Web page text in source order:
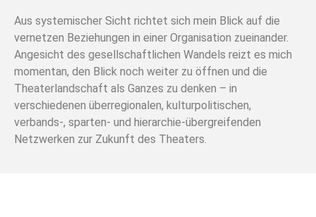
Aus systemischer Sicht richtet sich mein Blick auf die
vernetzen Beziehungen in einer Organisation zueinander.
Angesicht des gesellschaftlichen Wandels reizt es mich
momentan, den Blick noch weiter zu öffnen und die
Theaterlandschaft als Ganzes zu denken – in
verschiedenen überregionalen, kulturpolitischen,
verbands-, sparten- und hierarchie-übergreifenden
Netzwerken zur Zukunft des Theaters.